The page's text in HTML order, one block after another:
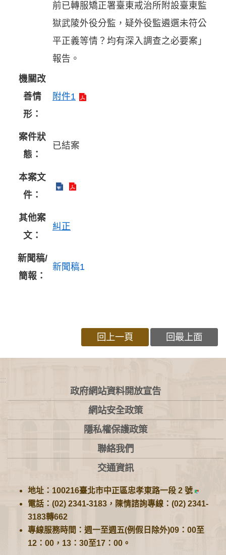
前已轉服矯正署臺東戒治所附設臺東監
獄武陵外役分監，疑外役監遴選未符公
平正義等情？均有深入調查之必要案」
報告。
機關改
善情
形：
附件1
案件狀
態：
已結案
本案文
件：
其他案
文：
糾正
新聞稿/
簡報：
新聞稿1
回上一頁 回最上面
:::
政府網站資料開放宣告
網站安全政策
隱私權保護政策
聯絡我們
交通資訊
地址：100216臺北市中正區忠孝東路一段 2 號
電話：(02) 2341-3183，陳情諮詢專線：(02) 2341-
3183轉662
專線服務時間：週一至週五(例假日除外)09：00至
12：00，13：30至17：00。